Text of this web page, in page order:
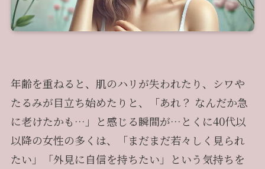
年齢を重ねると、肌のハリが失われたり、シワや
たるみが目立ち始めたりと、「あれ？ なんだか急
に老けたかも…」と感じる瞬間が…とくに40代以
以降の女性の多くは、「まだまだ若々しく見られ
たい」「外見に自信を持ちたい」という気持ちを